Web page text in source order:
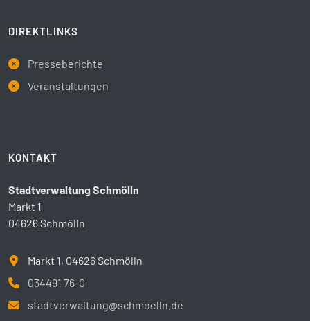
DIREKTLINKS
Presseberichte
Veranstaltungen
KONTAKT
Stadtverwaltung Schmölln
Markt 1
04626 Schmölln
Markt 1, 04626 Schmölln
034491 76-0
stadtverwaltung@schmoelln.de